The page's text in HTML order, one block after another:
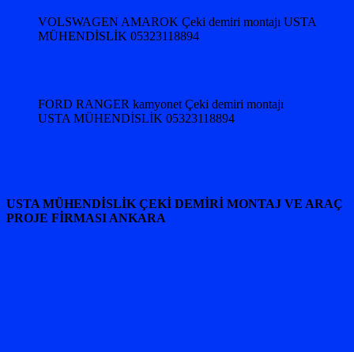
VOLSWAGEN AMAROK Çeki demiri montajı USTA
MÜHENDİSLİK 05323118894
FORD RANGER kamyonet Çeki demiri montajı
USTA MÜHENDİSLİK 05323118894
USTA MÜHENDİSLİK ÇEKİ DEMİRİ MONTAJ VE ARAÇ
PROJE FİRMASI ANKARA